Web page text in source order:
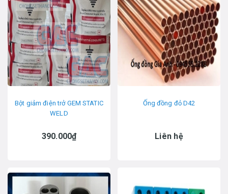
Bột giảm điện trở GEM STATIC
WELD
390.000₫
Ống đồng đỏ D42
Liên hệ